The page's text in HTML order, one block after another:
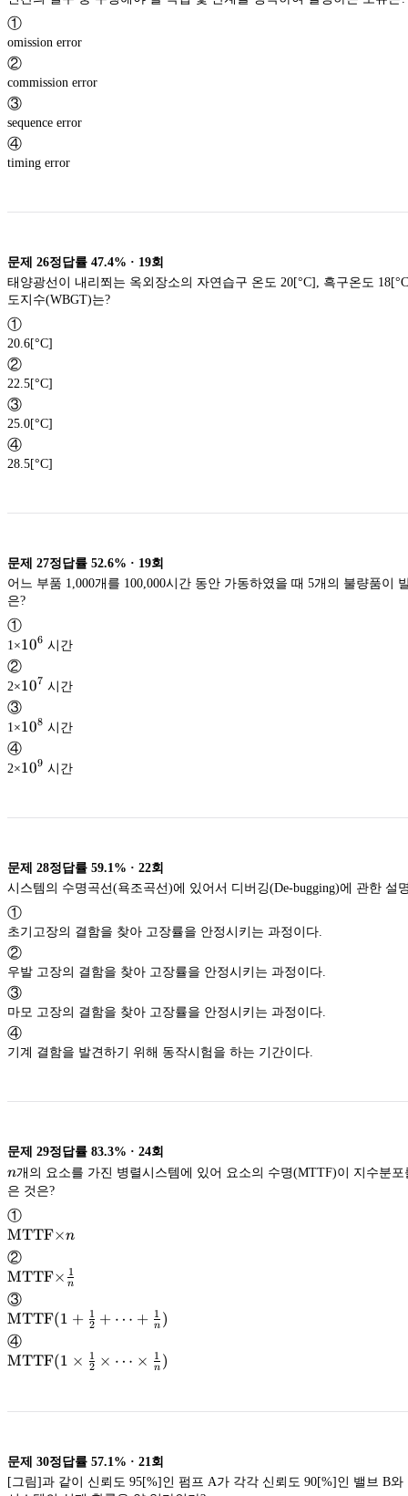
①
omission error
②
commission error
③
sequence error
④
timing error
문제 26정답률 47.4% · 19회
태양광선이 내리쬐는 옥외장소의 자연습구 온도 20[°C], 흑구온도
도지수(WBGT)는?
①
20.6[°C]
②
22.5[°C]
③
25.0[°C]
④
28.5[°C]
문제 27정답률 52.6% · 19회
어느 부품 1,000개를 100,000시간 동안 가동하였을 때 5개의 불량품이
은?
①
1×10^{6}
106 시간
②
2×10^{7}
107 시간
③
1×10^{8}
108 시간
④
2×10^{9}
109 시간
문제 28정답률 59.1% · 22회
시스템의 수명곡선(욕조곡선)에 있어서 디버깅(De-bugging)에 관한 설
①
초기고장의 결함을 찾아 고장률을 안정시키는 과정이다.
②
우발 고장의 결함을 찾아 고장률을 안정시키는 과정이다.
③
마모 고장의 결함을 찾아 고장률을 안정시키는 과정이다.
④
기계 결함을 발견하기 위해 동작시험을 하는 기간이다.
문제 29정답률 83.3% · 24회
n
n개의 요소를 가진 병렬시스템에 있어 요소의 수명(MTTF)이 지수분
은 것은?
①
\textup{MTTF}
MTTF
MTTF\times
×n
②
\textup{MTTF}
MTTF
MTTF\times
{n}
× n
1
③
\textup{MTTF}
MTTF
(1+\frac{1}
MTTF(1 + 2
1 + ⋯ + n
1 )
④
\textup{MTTF}
MTTF(1 × 2
1 × ⋯ × n
1 )
문제 30정답률 57.1% · 21 회
[그림]과 같이 신뢰도 95[%]인 펌프 A가 각각 신뢰도 90[%]인 밸브 B